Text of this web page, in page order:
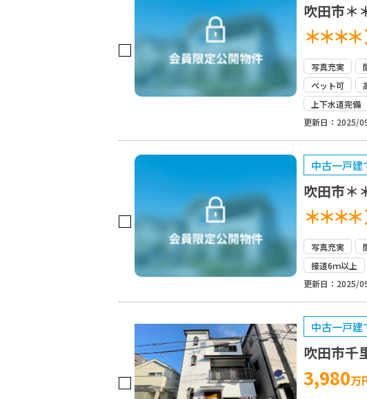
吹田市＊
＊＊＊＊
写真充実
ペット可
上下水道完備
更新日：2025/
中古一戸建
吹田市＊
＊＊＊＊
写真充実
接道6ｍ以上
更新日：2025/
中古一戸建
吹田市千
3,980万